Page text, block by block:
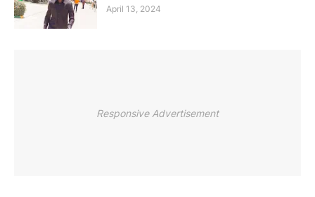
April 13, 2024
Responsive Advertisement